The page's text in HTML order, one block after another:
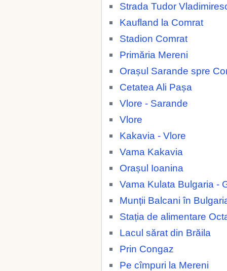
Strada Tudor
Kaufland la Comrat
Stadion Comrat
Primăria Mereni
Orașul Sarande spre
Cetatea Ali Pașa
Vlore - Sarande
Vlore
Kakavia - Vlore
Vama Kakavia
Orașul Ioanina
Vama Kulata Bulgaria -
Munții Balcani în
Stația de alimentare
Lacul sărat din Brăila
Prin Congaz
Pe cîmpuri la Mereni